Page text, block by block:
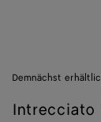
Demnächst
Intrecciato